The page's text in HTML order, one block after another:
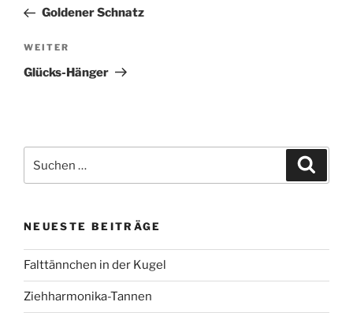
Beitrag
Goldener Schnatz
Nächster
Beitrag
WEITER
Glücks-Hänger
nach:
NEUESTE BEITRÄGE
Falttännchen in der Kugel
Ziehharmonika-Tannen